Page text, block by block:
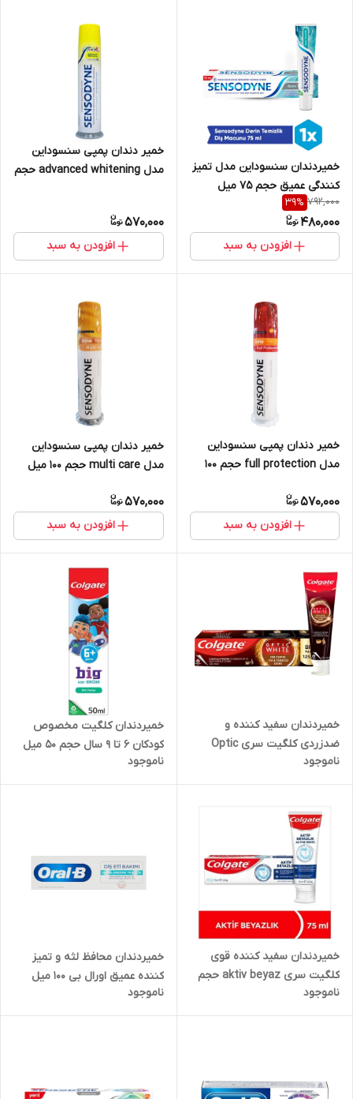
خمیردندان سنسوداین مدل تمیز
کنندگی عمیق حجم 75 میل
792,000
39%
480,000
افزودن به سبد
خمیر دندان پمپی سنسوداین
مدل advanced whitening حجم
570,000
افزودن به سبد
خمیر دندان پمپی سنسوداین
مدل full protection حجم 100
570,000
افزودن به سبد
خمیر دندان پمپی سنسوداین
مدل multi care حجم 100 میل
570,000
افزودن به سبد
خمیردندان سفید کننده و
ضدزردی کلگیت سری Optic
White حجم 125 میل
ناموجود
خمیردندان کلگیت مخصوص
کودکان 6 تا 9 سال حجم 50 میل
ناموجود
خمیردندان سفید کننده قوی
کلگیت سری aktiv beyaz حجم
75 میل
ناموجود
خمیردندان محافظ لثه و تمیز
کننده عمیق اورال بی 100 میل
ناموجود